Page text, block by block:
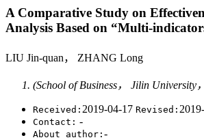
A Comparative Study on
Analysis Based on “Multi-
LIU Jin-quan， ZHANG Long
(School of Business， Jilin University
Received: 2019-04-17 Revised:
Contact: -
About author: -